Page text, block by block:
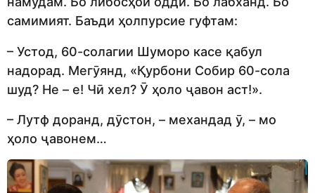
самимият. Баъди ҳолпурсие гуфтам:
– Устод, 60-солагии Шуморо касе қабул
надорад. Мегӯянд, «Қурбони Собир 60-сола
шуд? Не – е! Чӣ хел? Ӯ ҳоло ҷавон аст!».
– Лутф доранд, дӯстон, – механдад ӯ, – мо
ҳоло ҷавонем…